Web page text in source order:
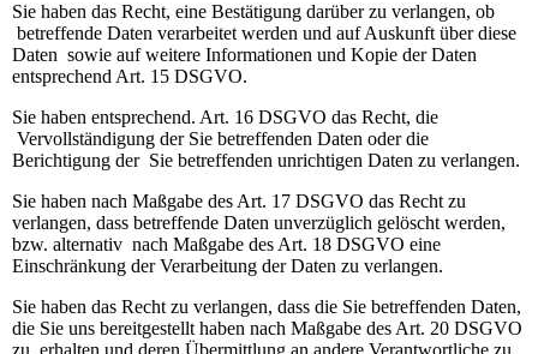
Sie haben das Recht, eine Bestätigung darüber zu verlangen, ob
betreffende Daten verarbeitet werden und auf Auskunft über diese
Daten sowie auf weitere Informationen und Kopie der Daten
entsprechend Art. 15 DSGVO.
Sie haben entsprechend. Art. 16 DSGVO das Recht, die
Vervollständigung der Sie betreffenden Daten oder die
Berichtigung der Sie betreffenden unrichtigen Daten zu verlangen.
Sie haben nach Maßgabe des Art. 17 DSGVO das Recht zu
verlangen, dass betreffende Daten unverzüglich gelöscht werden,
bzw. alternativ nach Maßgabe des Art. 18 DSGVO eine
Einschränkung der Verarbeitung der Daten zu verlangen.
Sie haben das Recht zu verlangen, dass die Sie betreffenden Daten,
die Sie uns bereitgestellt haben nach Maßgabe des Art. 20 DSGVO